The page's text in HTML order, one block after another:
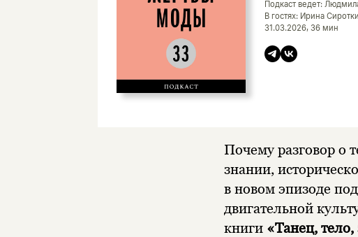
Подкаст ведет:
В гостях: Ирина
31.03.2026, 36 мин
Почему разговор о
знании,
в новом эпизоде
двигательной
книги «Танец, тело,